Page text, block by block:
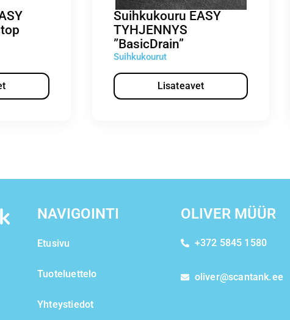
Suihkukouru EASY
TYHJENNYS
”BasicDrain”
Suihkukourut
Lisateavet
NAVIGOINTI
Etusivu
Tuoteluettelo
Yhteystiedot
OLIVER MÜÜR
+372 5845 1580
oliver@scantank.ee